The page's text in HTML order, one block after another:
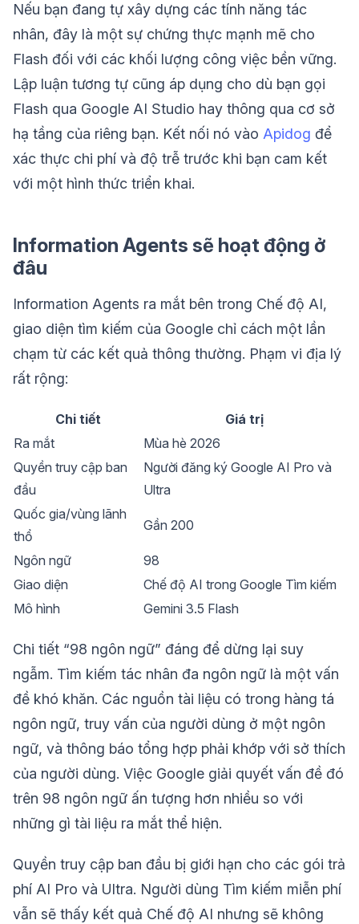
Nếu bạn đang tự xây dựng các tính năng tác
nhân, đây là một sự chứng thực mạnh mẽ cho
Flash đối với các khối lượng công việc bền vững.
Lập luận tương tự cũng áp dụng cho dù bạn gọi
Flash qua Google AI Studio hay thông qua cơ sở
hạ tầng của riêng bạn. Kết nối nó vào Apidog để
xác thực chi phí và độ trễ trước khi bạn cam kết
với một hình thức triển khai.
Information Agents sẽ hoạt động ở
đâu
Information Agents ra mắt bên trong Chế độ AI,
giao diện tìm kiếm của Google chỉ cách một lần
chạm từ các kết quả thông thường. Phạm vi địa lý
rất rộng:
Chi tiết
Giá trị
Ra mắt
Mùa hè 2026
Quyền truy cập ban
đầu
Người đăng ký Google AI Pro và
Ultra
Quốc gia/vùng lãnh
thổ
Gần 200
Ngôn ngữ
98
Giao diện
Chế độ AI trong Google Tìm kiếm
Mô hình
Gemini 3.5 Flash
Chi tiết “98 ngôn ngữ” đáng để dừng lại suy
ngẫm. Tìm kiếm tác nhân đa ngôn ngữ là một vấn
đề khó khăn. Các nguồn tài liệu có trong hàng tá
ngôn ngữ, truy vấn của người dùng ở một ngôn
ngữ, và thông báo tổng hợp phải khớp với sở thích
của người dùng. Việc Google giải quyết vấn đề đó
trên 98 ngôn ngữ ấn tượng hơn nhiều so với
những gì tài liệu ra mắt thể hiện.
Quyền truy cập ban đầu bị giới hạn cho các gói trả
phí AI Pro và Ultra. Người dùng Tìm kiếm miễn phí
vẫn sẽ thấy kết quả Chế độ AI nhưng sẽ không